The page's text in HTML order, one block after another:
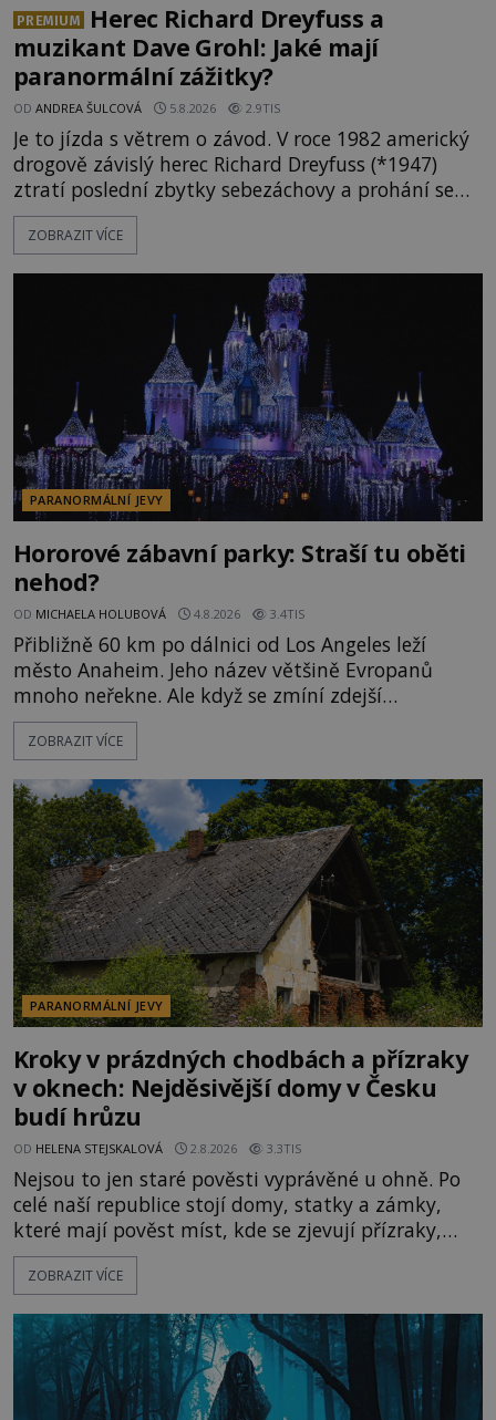
PREMIUM
Herec Richard Dreyfuss a
muzikant Dave Grohl: Jaké mají
paranormální zážitky?
OD ANDREA ŠULCOVÁ 5.8.2026 2.9TIS
Je to jízda s větrem o závod. V roce 1982 americký
drogově závislý herec Richard Dreyfuss (*1947)
ztratí poslední zbytky sebezáchovy a prohání se
po silnicích ve svém mercedesu jako utržený ze
řetězu. Vše vyvrcholí katastrofou, když to Dreyfuss
následně nalezne schovaný kokain. Tímto
momentem se slavnému
ZOBRAZIT VÍCE
PARANORMÁLNÍ JEVY
Hororové zábavní parky: Straší tu oběti
nehod?
OD MICHAELA HOLUBOVÁ 4.8.2026 3.4TIS
Přibližně 60 km po dálnici od Los Angeles leží
město Anaheim. Jeho název většině Evropanů
mnoho neřekne. Ale když se zmíní zdejší
Disneyland, je hned jasno. Zábavní park vyroste na
poklidném místě bývalého sadu pomerančovníků.
kolem 17 000 000 zábavychtivých lidí ročně. A ač je
velká snaha to utajit, někteří z
ZOBRAZIT VÍCE
PARANORMÁLNÍ JEVY
Kroky v prázdných chodbách a přízraky
v oknech: Nejděsivější domy v Česku
budí hrůzu
OD HELENA STEJSKALOVÁ 2.8.2026 3.3TIS
Nejsou to jen staré pověsti vyprávěné u ohně. Po
celé naší republice stojí domy, statky a zámky,
které mají pověst míst, kde se zjevují přízraky,
ozývají nevysvětlitelné zvuky nebo se dějí podivné
jevy. Zatímco historici většinou hledají racionální
lokality vykazují nápadně podobná svědectví po
celé generace. A právě tato opakující se svědectví
ZOBRAZIT VÍCE